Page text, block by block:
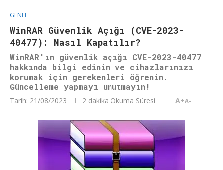
GENEL
WinRAR Güvenlik Açığı (CVE-2023-
40477): Nasıl Kapatılır?
WinRAR'ın güvenlik açığı CVE-2023-40477
hakkında bilgi edinin ve cihazlarınızı
korumak için gerekenleri öğrenin.
Güncelleme yapmayı unutmayın!
Tarih: 21/08/2023 2 dakika Okuma Süresi A+A-